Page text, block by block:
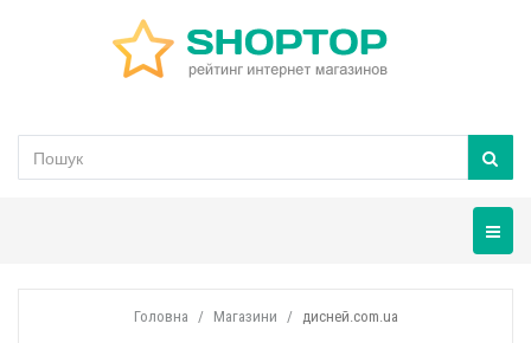
Головна Магазини дисней.com.ua